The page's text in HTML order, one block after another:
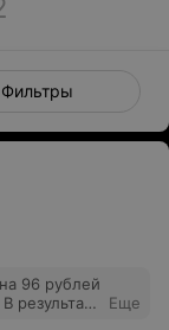
Фильтры
96 рублей
результате
Еще